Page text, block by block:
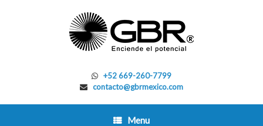
+52 669-260-7799
contacto@gbrmexico.com
Menu